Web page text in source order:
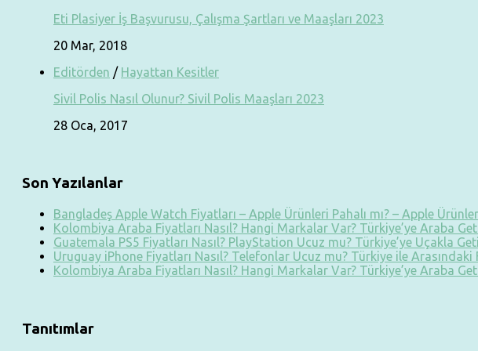
Eti Plasiyer İş Başvurusu, Çalışma Şartları ve Maaşları 2023
20 Mar, 2018
Editörden / Hayattan Kesitler
Sivil Polis Nasıl Olunur? Sivil Polis Maaşları 2023
28 Oca, 2017
Son Yazılanlar
Bangladeş Apple Watch Fiyatları – Apple Ürünleri Pahalı mı? – Apple
Kolombiya Araba Fiyatları Nasıl? Hangi Markalar Var? Türkiye’ye Araba
Guatemala PS5 Fiyatları Nasıl? PlayStation Ucuz mu? Türkiye’ye Uçakla
Uruguay iPhone Fiyatları Nasıl? Telefonlar Ucuz mu? Türkiye ile Arasındaki
Kolombiya Araba Fiyatları Nasıl? Hangi Markalar Var? Türkiye’ye Araba
Tanıtımlar